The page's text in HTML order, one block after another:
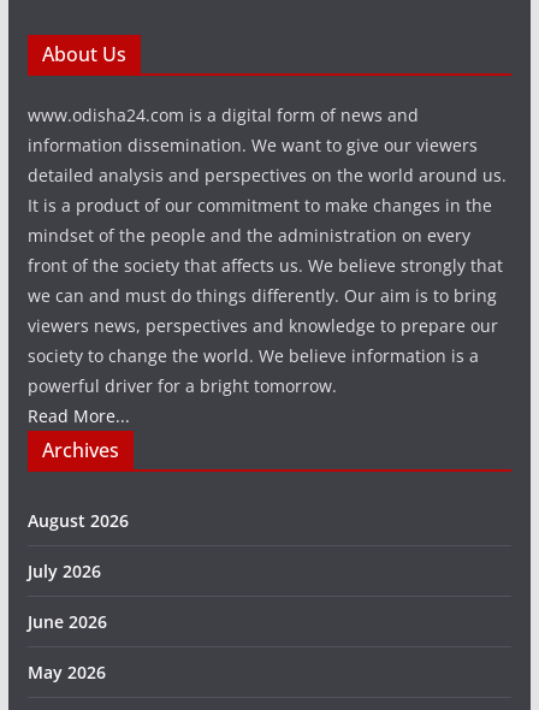
About Us
www.odisha24.com is a digital form of news and
information dissemination. We want to give our viewers
detailed analysis and perspectives on the world around us.
It is a product of our commitment to make changes in the
mindset of the people and the administration on every
front of the society that affects us. We believe strongly that
we can and must do things differently. Our aim is to bring
viewers news, perspectives and knowledge to prepare our
society to change the world. We believe information is a
powerful driver for a bright tomorrow.
Read More...
Archives
August 2026
July 2026
June 2026
May 2026